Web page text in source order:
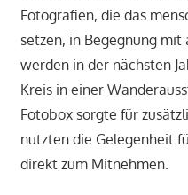
Fotografien, die das
setzen, in Begegnung mit
werden in der nächsten
Kreis in einer
Fotobox sorgte für
nutzten die Gelegenheit
direkt zum Mitnehmen.